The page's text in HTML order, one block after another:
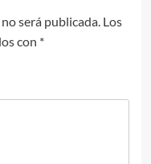
será publicada. Los
con *